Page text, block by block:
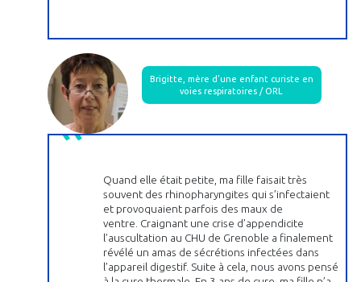
Brigitte, mère d’une enfant curiste en
voies respiratoires / ORL
Quand elle était petite, ma fille faisait très
souvent des rhinopharyngites qui s’infectaient
et provoquaient parfois des maux de
ventre. Craignant une crise d’appendicite
l’auscultation au CHU de Grenoble a finalement
révélé un amas de sécrétions infectées dans
l’appareil digestif. Suite à cela, nous avons pensé